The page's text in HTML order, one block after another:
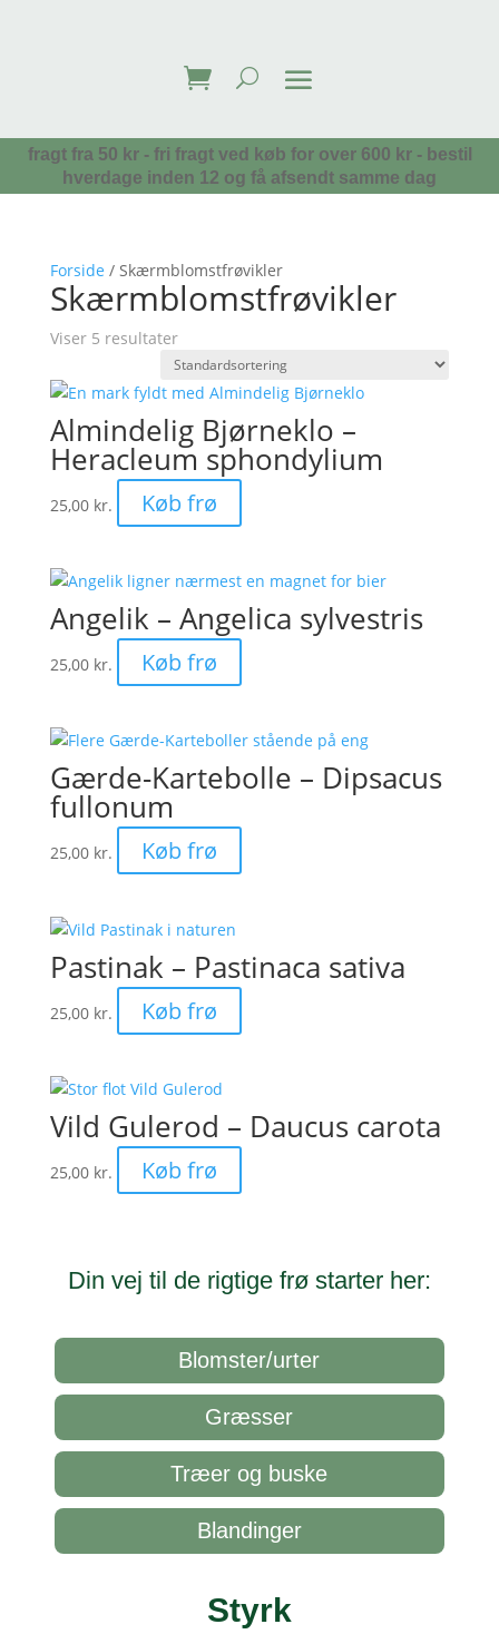
fragt fra 50 kr - fri fragt ved køb for over 600 kr - bestil
hverdage inden 12 og få afsendt samme dag
Forside / Skærmblomstfrøvikler
Skærmblomstfrøvikler
Viser 5 resultater
Almindelig Bjørneklo –
Heracleum sphondylium
25,00 kr. Køb frø
Angelik – Angelica sylvestris
25,00 kr. Køb frø
Gærde-Kartebolle – Dipsacus
fullonum
25,00 kr. Køb frø
Pastinak – Pastinaca sativa
25,00 kr. Køb frø
Vild Gulerod – Daucus carota
25,00 kr. Køb frø
Din vej til de rigtige frø starter her:
Blomster/urter
Græsser
Træer og buske
Blandinger
Styrk